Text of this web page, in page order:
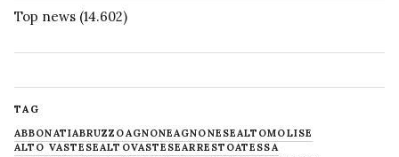
Top news (14.602)
TAG
ABBONATIABRUZZOAGNONEAGNONESEALTOMOLISE
ALTO VASTESEALTOVASTESEARRESTOATESSA